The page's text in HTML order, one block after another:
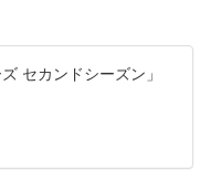
セカンドシーズン」